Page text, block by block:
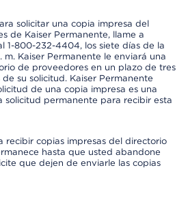
solicitar una copia impresa del
de Kaiser Permanente, llame a
1-800-232-4404, los siete días de la
m. Kaiser Permanente le enviará una
de proveedores en un plazo de tres
su solicitud. Kaiser Permanente
de una copia impresa es una
solicitud permanente para recibir esta
recibir copias impresas del directorio
hasta que usted abandone
que dejen de enviarle las copias